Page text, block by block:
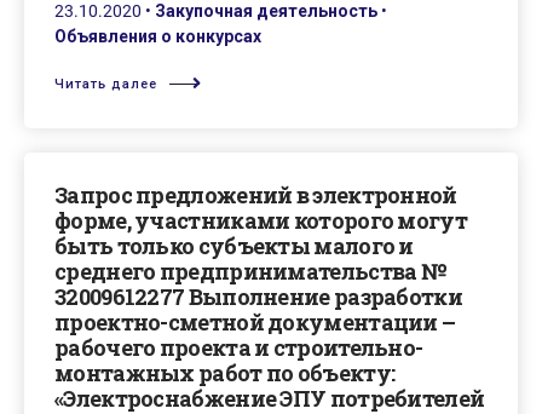
23.10.2020 • Закупочная деятельность •
Объявления о конкурсах
Читать далее
Запрос предложений в электронной
форме, участниками которого могут
быть только субъекты малого и
среднего предпринимательства №
32009612277 Выполнение разработки
проектно-сметной документации –
рабочего проекта и строительно-
монтажных работ по объекту:
«Электроснабжение ЭПУ потребителей